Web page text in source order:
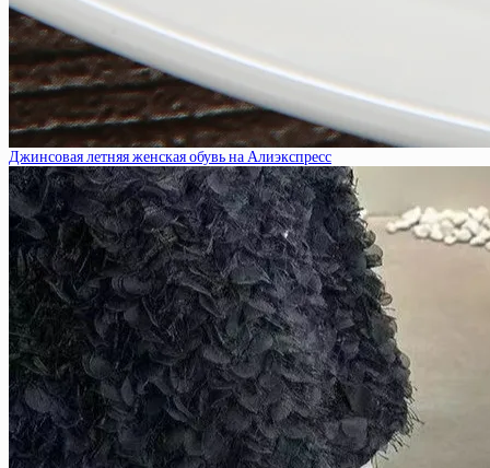
Джинсовая летняя женская обувь на Алиэкспресс